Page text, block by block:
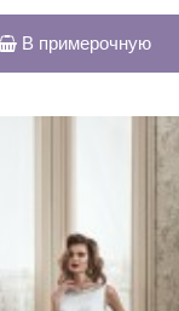
В примерочную